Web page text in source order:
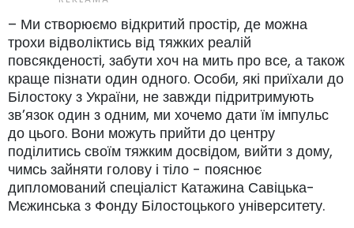
– Ми створюємо відкритий простір, де можна
трохи відволіктись від тяжких реалій
повсякденості, забути хоч на мить про все, а також
краще пізнати один одного. Особи, які приїхали до
Білостоку з України, не завжди підритримують
зв’язок один з одним, ми хочемо дати їм імпульс
до цього. Вони можуть прийти до центру
поділитись своїм тяжким досвідом, вийти з дому,
чимсь зайняти голову і тіло - пояснює
дипломований спеціаліст Катажина Савіцька-
Мєжинська з Фонду Білостоцького університету.